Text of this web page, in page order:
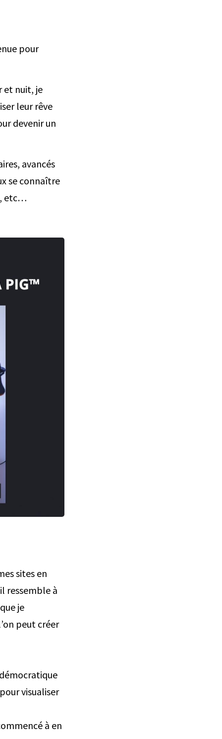
pour
et nuit, je
leur rêve
devenir un
avancés
se connaître
etc…
sites en
ressemble à
je
peut créer
visualiser
à en